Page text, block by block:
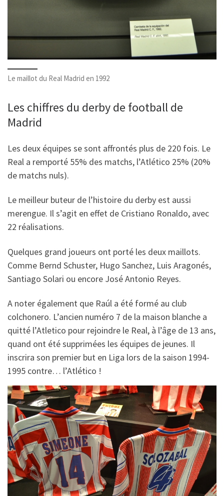
Le maillot du Real Madrid en 1992
Les chiffres du derby de football de
Madrid
Les deux équipes se sont affrontés plus de 220 fois. Le
Real a remporté 55% des matchs, l’Atlético 25% (20%
de matchs nuls).
Le meilleur buteur de l’histoire du derby est aussi
merengue. Il s’agit en effet de Cristiano Ronaldo, avec
22 réalisations.
Quelques grand joueurs ont porté les deux maillots.
Comme Bernd Schuster, Hugo Sanchez, Luis Aragonés,
Santiago Solari ou encore José Antonio Reyes.
A noter également que Raúl a été formé au club
colchonero. L’ancien numéro 7 de la maison blanche a
quitté l’Atletico pour rejoindre le Real, à l’âge de 13 ans,
quand ont été supprimées les équipes de jeunes. Il
inscrira son premier but en Liga lors de la saison 1994-
1995 contre… l’Atlético !